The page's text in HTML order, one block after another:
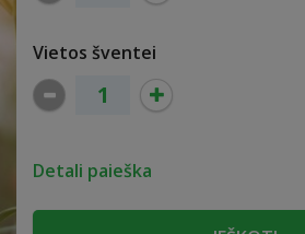
Vietos šventei
Detali paieška